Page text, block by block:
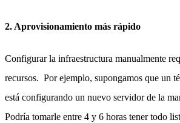
2. Aprovisionamiento más rápido
Configurar la infraestructura manualmente
recursos. Por ejemplo, supongamos que un
está configurando un nuevo servidor de la
Podría tomarle entre 4 y 6 horas tener todo